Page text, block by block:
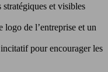
stratégiques et visibles
logo de l’entreprise et un
pour encourager les